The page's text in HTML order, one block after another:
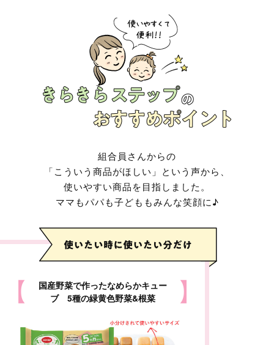
組合員さんからの
「こういう商品がほしい」という声から、
使いやすい商品を目指しました。
ママもパパも子どももみんな笑顔に♪
国産野菜で作ったなめらかキュー
ブ 5種の緑黄色野菜&根菜